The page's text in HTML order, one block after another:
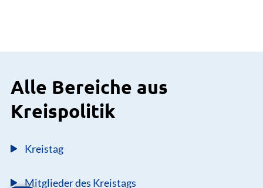
Alle Bereiche aus
Kreispolitik
Kreistag
Mitglieder des Kreistags